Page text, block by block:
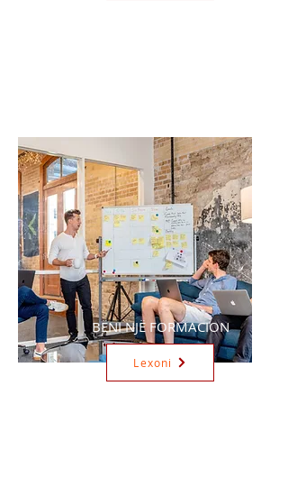
BËNI NJË FORMACION
Lexoni